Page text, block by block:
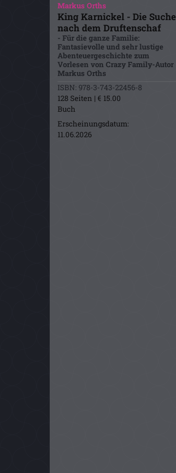
Markus Orths
King Karnickel - Die Suche
nach dem Druftenschaf
- Für die ganze Familie:
Fantasievolle und sehr lustige
Abenteuergeschichte zum
Vorlesen von Crazy Family-Autor
Markus Orths
ISBN: 978-3-743-22456-8
128 Seiten | € 15.00
Buch
Erscheinungsdatum:
11.06.2026